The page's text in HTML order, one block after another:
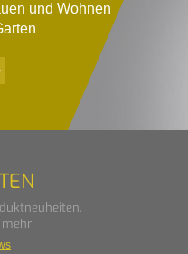
und Wohnen